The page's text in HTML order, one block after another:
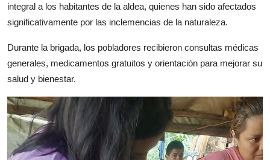
integral a los habitantes de la aldea, quienes han sido afectados
significativamente por las inclemencias de la naturaleza.
Durante la brigada, los pobladores recibieron consultas médicas
generales, medicamentos gratuitos y orientación para mejorar su
salud y bienestar.